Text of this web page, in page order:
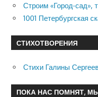
Строим «Город-сад»,
1001 Петербургская
СТИХОТВОРЕНИЯ
Стихи Галины
ПОКА НАС ПОМНЯТ,